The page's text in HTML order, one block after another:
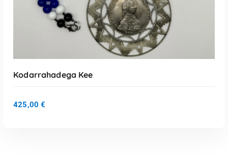
Kodarrahadega Kee
425,00€